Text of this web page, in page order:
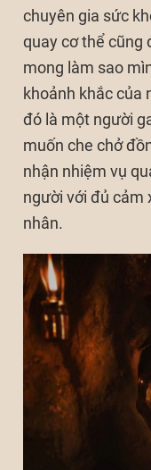
chuyên gia sức
quay cơ thể cũng
mong làm sao
khoảnh khắc của
đó là một người
muốn che chở
nhận nhiệm vụ
người với đủ cảm
nhân.